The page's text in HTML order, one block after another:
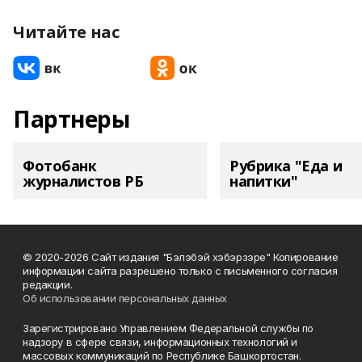
Читайте нас
Партнеры
Фотобанк
журналистов РБ
Рубрика "Еда и
напитки"
© 2020-2026 Сайт издания "Бэлэбэй хэбэрзэре" Копирование
информации сайта разрешено только с письменного согласия
редакции.
Об использовании персональных данных
Зарегистрировано Управлением Федеральной службы по
надзору в сфере связи, информационных технологий и
массовых коммуникаций по Республике Башкортостан.